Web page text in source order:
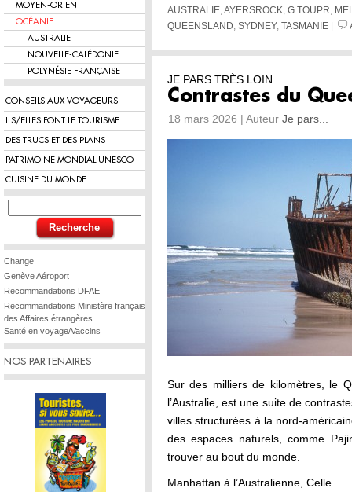
MOYEN-ORIENT
OCÉANIE
AUSTRALIE
NOUVELLE-CALÉDONIE
POLYNÉSIE FRANÇAISE
CONSEILS AUX VOYAGEURS
ILS/ELLES FONT LE TOURISME
DES TRUCS ET DES PLANS
PATRIMOINE MONDIAL UNESCO
CUISINE DU MONDE
Change
Genève Aéroport
Recommandations DFAE
Recommandations Ministère français
des Affaires étrangères
Santé en voyage/Vaccins
NOS PARTENAIRES
AUSTRALIE AYERSROCK G TOUPR
QUEENSLAND SYDNEY, TASMANIE
JE PARS TRÈS LOIN
Contrastes du
18 mars 2026 | Auteur Je pars...
Sur des milliers de kilomètres, le
l’Australie, est une suite de
villes structurées à la nord-
des espaces naturels, comme
trouver au bout du monde.
Manhattan à l’Australienne, Celle …